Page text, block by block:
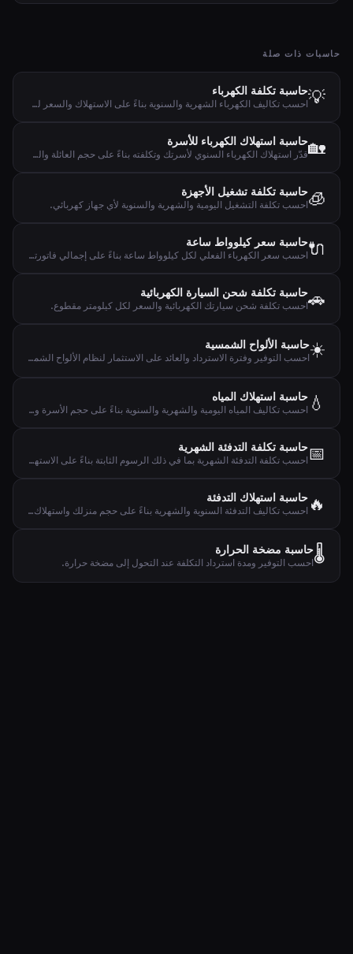
حاسبات ذات صلة
💡حاسبة تكلفة الكهرباء
احسب تكاليف الكهرباء الشهرية والسنوية بناءً على الاستهلاك والسعر لكل كيلوواط ساعة.
🏡حاسبة استهلاك الكهرباء للأسرة
قدّر استهلاك الكهرباء السنوي لأسرتك وتكلفته بناءً على حجم العائلة والمنزل والأجهزة.
🧊حاسبة تكلفة تشغيل الأجهزة
احسب تكلفة التشغيل اليومية والشهرية والسنوية لأي جهاز كهربائي.
🔌حاسبة سعر كيلوواط ساعة
احسب سعر الكهرباء الفعلي لكل كيلوواط ساعة بناءً على إجمالي فاتورتك واستهلاكك.
🚗حاسبة تكلفة شحن السيارة الكهربائية
احسب تكلفة شحن سيارتك الكهربائية والسعر لكل كيلومتر مقطوع.
☀️حاسبة الألواح الشمسية
احسب التوفير وفترة الاسترداد والعائد على الاستثمار لنظام الألواح الشمسية.
💧 حاسبة استهلاك المياه
احسب تكاليف المياه اليومية والشهرية والسنوية بناءً على حجم الأسرة والاستهلاك.
📅حاسبة تكلفة التدفئة الشهرية
احسب تكلفة التدفئة الشهرية بما في ذلك الرسوم الثابتة بناءً على الاستهلاك السنوي.
🔥 حاسبة استهلاك التدفئة
احسب تكاليف التدفئة السنوية والشهرية بناءً على حجم منزلك واستهلاك الطاقة لكل متر مربع.
🌡️حاسبة مضخة الحرارة
احسب التوفير ومدة استرداد التكلفة عند التحول إلى مضخة حرارة.